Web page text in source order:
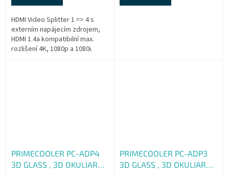
HDMI Video Splitter 1 => 4 s
externím napájecím zdrojem,
HDMI 1.4a kompatibilní max.
rozlišení 4K, 1080p a 1080i.
PRIMECOOLER PC-ADP4
3D GLASS , 3D OKULIARE
PRIMECOOLER PC-ADP3
3D GLASS , 3D OKULIARE